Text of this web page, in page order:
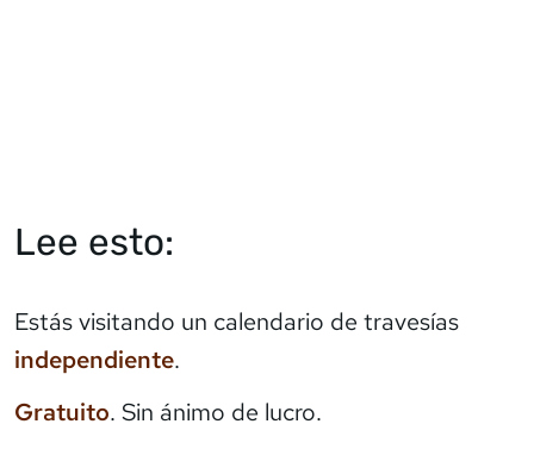
Lee esto:
Estás visitando un calendario de travesías
independiente.
Gratuito. Sin ánimo de lucro.